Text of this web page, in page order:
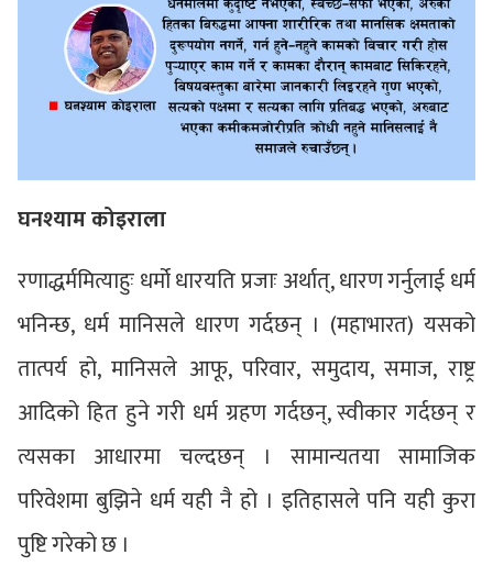
घनश्याम कोइराला
रणाद्धर्ममित्याहुः धर्मो धारयति प्रजाः अर्थात्, धारण गर्नुलाई धर्म
भनिन्छ, धर्म मानिसले धारण गर्दछन् । (महाभारत) यसको
तात्पर्य हो, मानिसले आफू, परिवार, समुदाय, समाज, राष्ट्र
आदिको हित हुने गरी धर्म ग्रहण गर्दछन्, स्वीकार गर्दछन् र
त्यसका आधारमा चल्दछन् । सामान्यतया सामाजिक
परिवेशमा बुझिने धर्म यही नै हो । इतिहासले पनि यही कुरा
पुष्टि गरेको छ ।